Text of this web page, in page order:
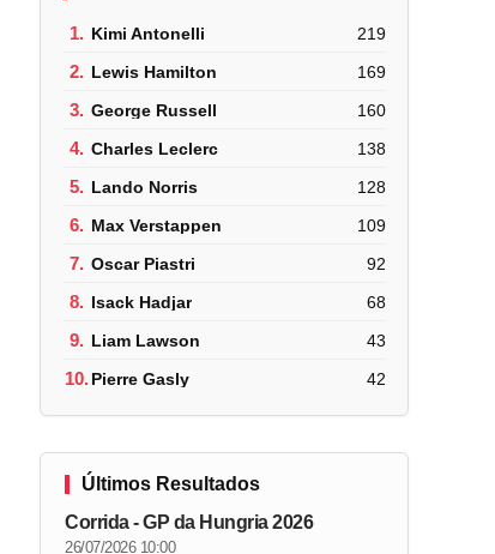
1. Kimi Antonelli 219
2. Lewis Hamilton 169
3. George Russell 160
4. Charles Leclerc 138
5. Lando Norris 128
6. Max Verstappen 109
7. Oscar Piastri 92
8. Isack Hadjar 68
9. Liam Lawson 43
10.Pierre Gasly 42
Últimos Resultados
Corrida - GP da Hungria 2026
26/07/2026 10:00